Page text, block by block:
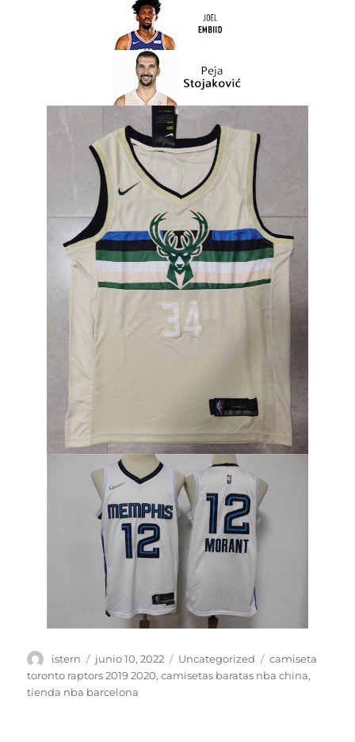
Autor
istern
Publicado
el
junio 10, 2022 Categorías
Uncategorized Etiquetas
camiseta
toronto raptors 2019 2020,camisetas baratas nba china,
tienda nba barcelona